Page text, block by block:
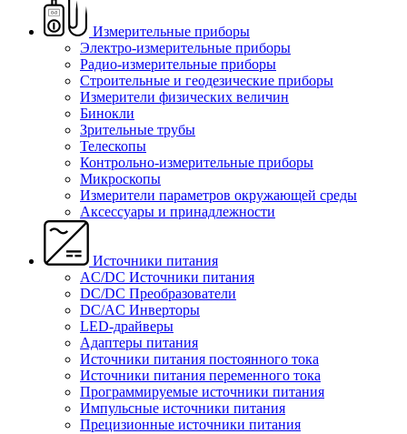
Измерительные приборы
Электро-измерительные приборы
Радио-измерительные приборы
Строительные и геодезические приборы
Измерители физических величин
Бинокли
Зрительные трубы
Телескопы
Контрольно-измерительные приборы
Микроскопы
Измерители параметров окружающей среды
Аксессуары и принадлежности
Источники питания
AC/DC Источники питания
DC/DC Преобразователи
DC/AC Инверторы
LED-драйверы
Адаптеры питания
Источники питания постоянного тока
Источники питания переменного тока
Программируемые источники питания
Импульсные источники питания
Прецизионные источники питания